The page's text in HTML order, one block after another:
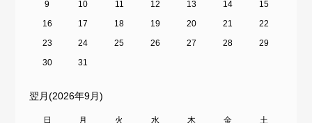
9
10 11 12 13 14
15
16
17 18 19 20 21
22
23
24 25 26 27 28
29
30
31
翌月(2026年9月)
日 月 火 水 木 金 土